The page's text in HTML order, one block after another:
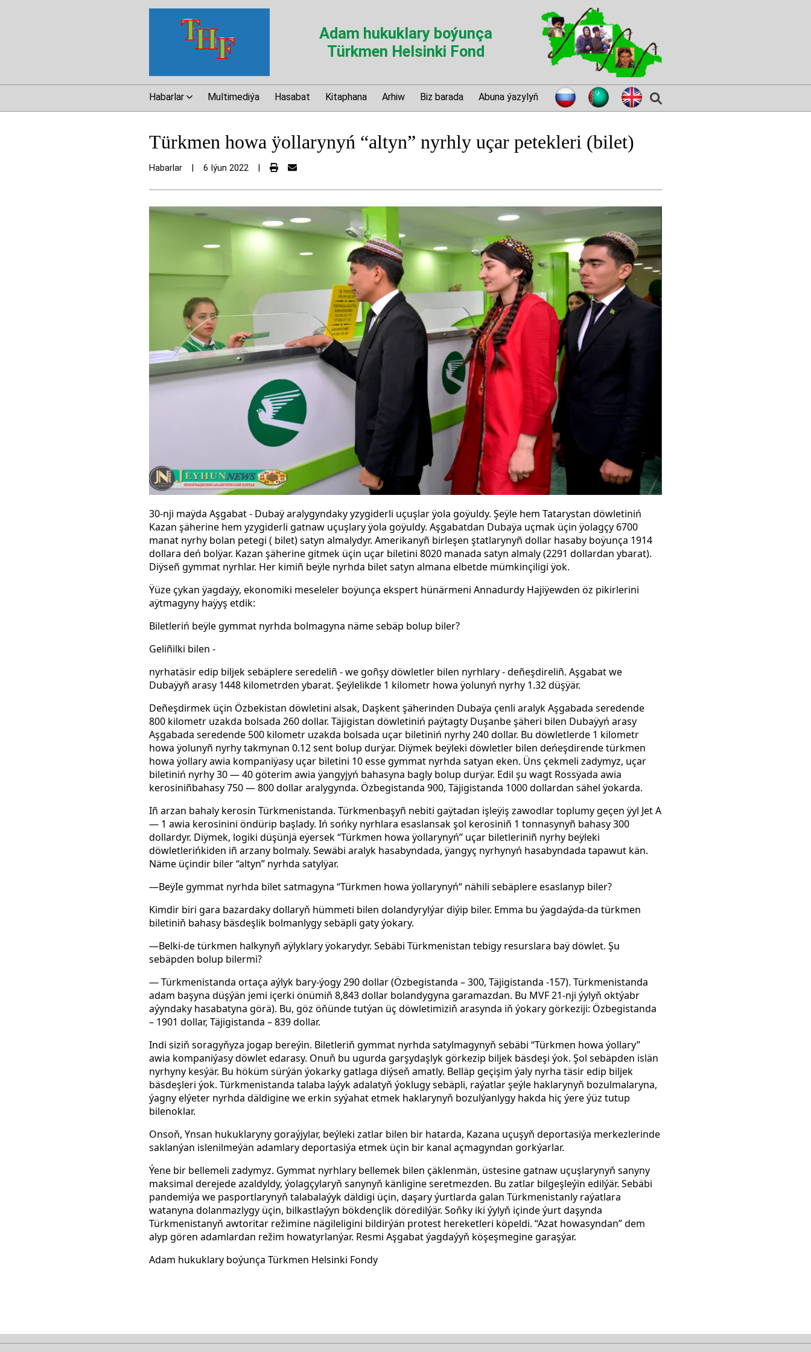
Adam hukuklary boýunça
Türkmen Helsinki Fond
Habarlar Multimediýa Hasabat Kitaphana Arhiw Biz barada Abuna ýazylyň
Türkmen howa ÿollarynyń “altyn” nyrhly uçar petekleri (bilet)
Habarlar 6 Iýun 2022
30-nji maÿda Aşgabat - Dubaÿ aralygyndaky yzygiderli uçuşlar ÿola goÿuldy. Şeÿle hem Tatarystan döwletiniń
Kazan şäherine hem yzygiderli gatnaw uçuşlary ÿola goÿuldy. Aşgabatdan Dubaÿa uçmak üçin ÿolagçy 6700
manat nyrhy bolan petegi ( bilet) satyn almalydyr. Amerikanyñ birleşen ştatlarynyñ dollar hasaby boÿunça 1914
dollara deń bolÿar. Kazan şäherine gitmek üçin uçar biletini 8020 manada satyn almaly (2291 dollardan ybarat).
Diÿseñ gymmat nyrhlar. Her kimiñ beÿle nyrhda bilet satyn almana elbetde mümkinçiligi ÿok.
Ÿüze çykan ÿagdaÿy, ekonomiki meseleler boÿunça ekspert hünärmeni Annadurdy Hajiÿewden öz pikirlerini
aÿtmagyny haÿyş etdik:
Biletleriń beÿle gymmat nyrhda bolmagyna näme sebäp bolup biler?
Geliñilki bilen -
nyrhatäsiredip biljek sebäplere seredeliñ -we goñşy döwletler bilen nyrhlary -deñeşdireliñ. Aşgabat we
Dubaÿyñ arasy 1448 kilometrden ybarat. Şeÿlelikde 1 kilometr howa ÿolunyń nyrhy 1.32 düşÿär.
Deñeşdirmek üçin Özbekistan döwletini alsak, Daşkent şäherinden Dubaÿa çenli aralyk Aşgabada seredende
800 kilometr uzakda bolsada 260dollar. Täjigistan döwletiniń paÿtagty Duşanbe şäheri bilen Dubaÿyń arasy
Aşgabada seredende 500 kilometr uzakda bolsada uçar biletiniń nyrhy 240 dollar. Bu döwletlerde 1 kilometr
howa ÿolunyñ nyrhy takmynan 0.12 sent bolup durÿar. Diÿmek beÿleki döwletler bilen deńeşdirendetürkmen
howa ÿollary awia kompaniÿasy uçar biletini 10esse gymmat nyrhda satyan eken. Üns çekmeli zadymyz, uçar
biletiniń nyrhy 30—40göterim awia ÿangyjyń bahasyna bagly bolup durÿar. Edil şu wagt Rossÿada awia
kerosiniñbahasy 750—800dollar aralygynda. Özbegistanda 900, Täjigistanda 1000 dollardan sähel ÿokarda.
Iñ arzan bahaly kerosin Türkmenistanda. Türkmenbaşyñ nebiti gaÿtadan işleÿiş zawodlar toplumy geçen ÿyl JetA
— 1 awia kerosinini öndürip başlady. Iń sońky nyrhlara esaslansakşol kerosiniñ 1 tonnasynyñ bahasy 300
dollardyr. Diÿmek, logiki düşünjä eÿersek “Türkmen howa ÿollarynyń” uçar biletleriniñ nyrhy beÿleki
döwletlerińkiden iñ arzany bolmaly. Sewäbi aralyk hasabyndada, ÿangyç nyrhynyń hasabyndada tapawut kän.
Näme üçindir biler“altyn” nyrhda satylÿar.
—BeÿIe gymmat nyrhda bilet satmagyna “Türkmen howa ÿollarynyń“ nähili sebäplere esaslanyp biler?
Kimdir biri gara bazardaky dollaryň hümmeti bilen dolandyrylýar diýip biler. Emma bu ýagdaýda-da türkmen
biletiniň bahasy bäsdeşlik bolmanlygy sebäpli gaty ýokary.
—Belki-de türkmen halkynyñ aÿlyklary ÿokarydyr. Sebäbi Türkmenistan tebigy resurslara baÿ döwlet. Şu
sebäpden bolup bilermi?
—Türkmenistanda ortaça aýlyk bary-ýogy 290 dollar (Özbegistanda – 300, Täjigistanda -157). Türkmenistanda
adam başyna düşýän jemi içerki önümiň 8,843 dollar bolandygyna garamazdan. Bu MVF 21-nji ýylyň oktýabr
aýyndaky hasabatyna görä). Bu, göz öňünde tutýan üç döwletimiziň arasynda iň ýokary görkeziji: Özbegistanda
– 1901 dollar, Täjigistanda – 839 dollar.
Indi siziň soragyňyza jogap bereýin. Biletleriň gymmat nyrhda satylmagynyň sebäbi “Türkmen howa ýollary”
awia kompaniýasy döwlet edarasy. Onuň bu ugurda garşydaşlyk görkezip biljek bäsdeşi ýok. Şol sebäpden islän
nyrhyny kesýär. Bu höküm sürýän ýokarky gatlaga diýseň amatly. Belläp geçişim ýaly nyrha täsir edip biljek
bäsdeşleri ýok. Türkmenistanda talaba laýyk adalatyň ýoklugy sebäpli, raýatlar şeýle haklarynyň bozulmalaryna,
ýagny elýeter nyrhda däldigine we erkin syýahat etmek haklarynyň bozulýanlygy hakda hiç ýere ýüz tutup
bilenoklar.
Onsoň, Ynsan hukuklaryny goraýjylar, beýleki zatlar bilen bir hatarda, Kazana uçuşyň deportasiýa merkezlerinde
saklanýan islenilmeýän adamlary deportasiýa etmek üçin bir kanal açmagyndan gorkýarlar.
Ýene bir bellemeli zadymyz. Gymmat nyrhlary bellemek bilen çäklenmän, üstesine gatnaw uçuşlarynyň sanyny
maksimal derejede azaldyldy, ýolagçylaryň sanynyň känligine seretmezden. Bu zatlar bilgeşleýin edilýär. Sebäbi
pandemiýa we pasportlarynyň talabalaýyk däldigi üçin, daşary ýurtlarda galan Türkmenistanly raýatlara
watanyna dolanmazlygy üçin, bilkastlaýyn bökdençlik döredilýär. Soňky iki ýylyň içinde ýurt daşynda
Türkmenistanyň awtoritar režimine nägileligini bildirýän protest hereketleri köpeldi. “Azat howasyndan”dem
alyp gören adamlardan režim howatyrlanýar. Resmi Aşgabat ýagdaýyň köşeşmegine garaşýar.
Adam hukuklary boýunça Türkmen Helsinki Fondy